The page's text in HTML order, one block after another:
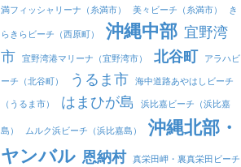
満フィッシャリーナ（糸満市）
美々ビーチ（糸満市） き
らきらビーチ（西原町） 沖縄中部 宜野湾
市
宜野湾港マリーナ（宜野湾市） 北谷町 アラハビ
ーチ（北谷町） うるま市 海中道路あやはしビーチ
（うるま市） はまひが島 浜比嘉ビーチ（浜比嘉
島） ムルク浜ビーチ（浜比嘉島）
沖縄北部・
ヤンバル 恩納村
真栄田岬・裏真栄田ビーチ